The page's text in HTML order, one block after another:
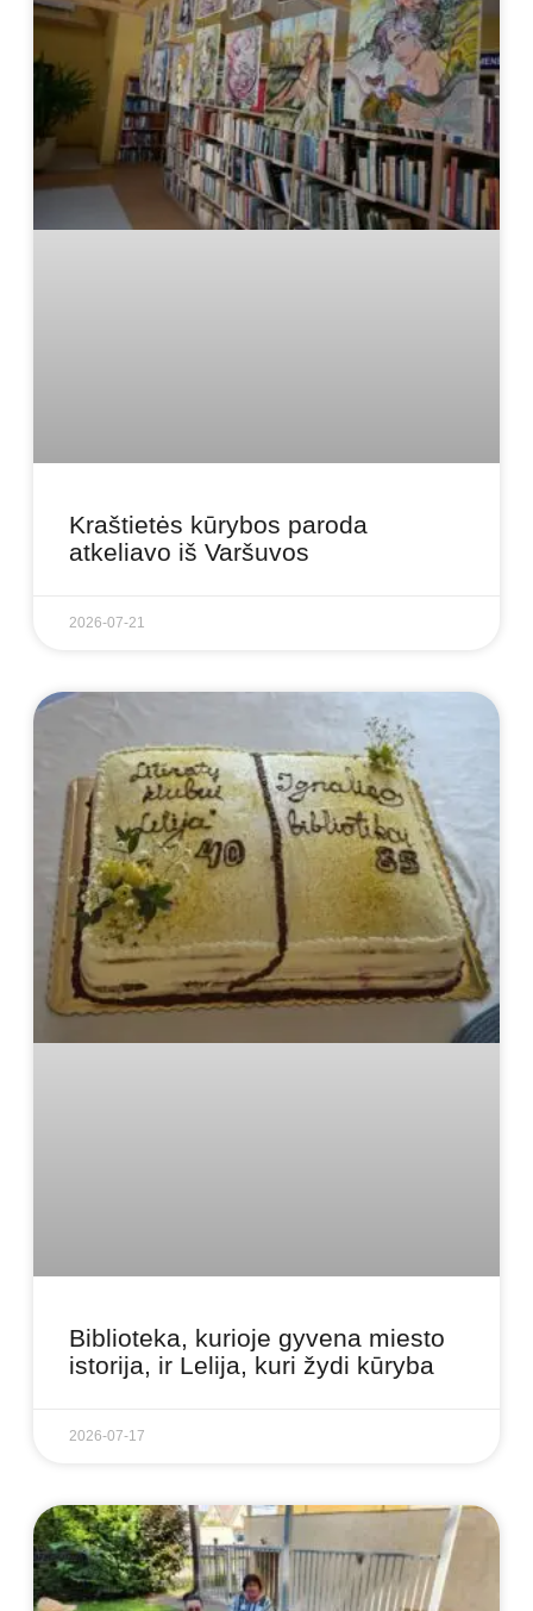
Kraštietės kūrybos paroda
atkeliavo iš Varšuvos
2026-07-21
Biblioteka, kurioje gyvena miesto
istorija, ir Lelija, kuri žydi kūryba
2026-07-17